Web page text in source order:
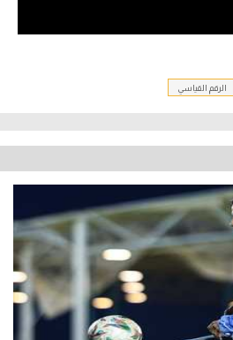
الرقم القياسي